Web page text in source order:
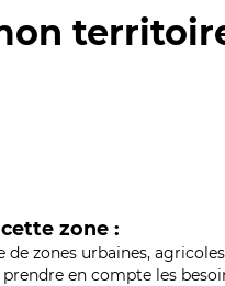
zone :
zones urbaines,
en compte les